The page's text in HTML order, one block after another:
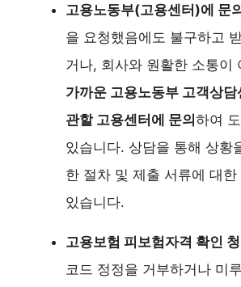
고용노동부(고용센터)에 문
을 요청했음에도 불구하고
거나, 회사와 원활한 소통이
가까운 고용노동부 고객상
관할 고용센터에 문의하여
있습니다. 상담을 통해 상황
한 절차 및 제출 서류에 대
있습니다.
고용보험 피보험자격 확인
코드 정정을 거부하거나 미